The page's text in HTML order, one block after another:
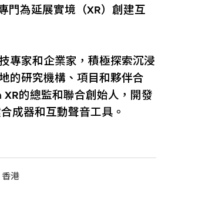
為延展實境（XR）創建互
專家和企業家，積極探索沉浸
的研究機構、項目和夥伴合
的總監和聯合創始人，開發
成器和互動聲音工具。
港